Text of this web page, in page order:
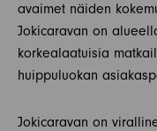
avaimet näiden
Jokicaravan on
korkealaatuisia
huippuluokan
Jokicaravan on